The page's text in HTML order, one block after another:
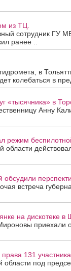
из ТЦ.
сотрудник ГУ
ранее ..
в
колебаться в
«тысячника» в
Анну
режим
области
встреча
на дискотеке
приехали
131
области под